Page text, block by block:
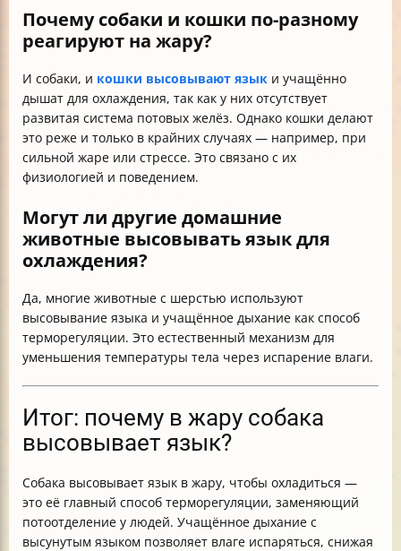
Почему собаки и кошки по-разному
реагируют на жару?
И собаки, и кошки высовывают язык и учащённо
дышат для охлаждения, так как у них отсутствует
развитая система потовых желёз. Однако кошки делают
это реже и только в крайних случаях — например, при
сильной жаре или стрессе. Это связано с их
физиологией и поведением.
Могут ли другие домашние
животные высовывать язык для
охлаждения?
Да, многие животные с шерстью используют
высовывание языка и учащённое дыхание как способ
терморегуляции. Это естественный механизм для
уменьшения температуры тела через испарение влаги.
Итог: почему в жару собака
высовывает язык?
Собака высовывает язык в жару, чтобы охладиться —
это её главный способ терморегуляции, заменяющий
потоотделение у людей. Учащённое дыхание с
высунутым языком позволяет влаге испаряться, снижая